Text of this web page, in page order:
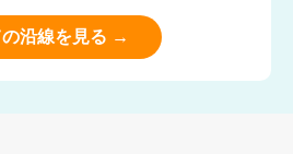
沿線を見る →